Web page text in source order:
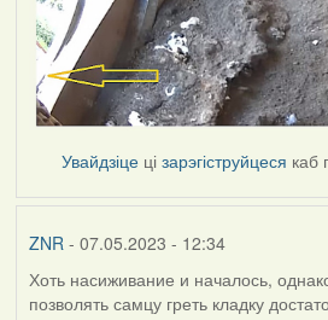
Увайдзіце цізарэгіструйцеся каб
ZNR - 07.05.2023 - 12:34
Хоть насиживание и началось,
позволять самцу греть кладку